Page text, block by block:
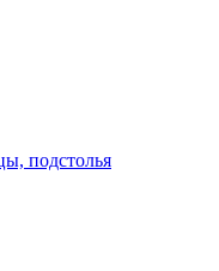
подстолья